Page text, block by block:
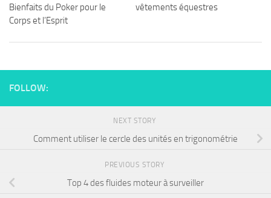
Bienfaits du Poker pour le
Corps et l’Esprit
vêtements équestres
FOLLOW:
NEXT STORY
Comment utiliser le cercle des unités en trigonométrie
PREVIOUS STORY
Top 4 des fluides moteur à surveiller